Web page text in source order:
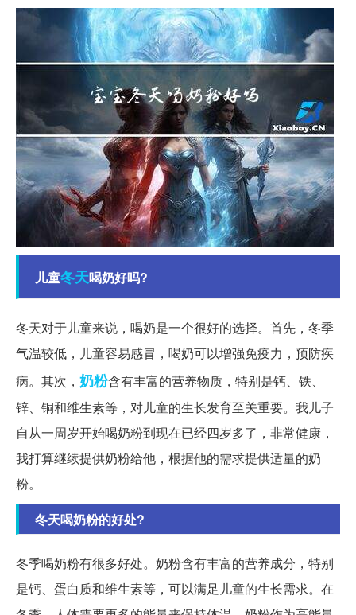
儿童冬天喝奶好吗?
冬天对于儿童来说，喝奶是一个很好的选择。首先，冬季
气温较低，儿童容易感冒，喝奶可以增强免疫力，预防疾
病。其次， 奶粉含有丰富的营养物质，特别是钙、铁、
锌、铜和维生素等，对儿童的生长发育至关重要。我儿子
自从一周岁开始喝奶粉到现在已经四岁多了，非常健康，
我打算继续提供奶粉给他，根据他的需求提供适量的奶
粉。
冬天喝奶粉的好处?
冬季喝奶粉有很多好处。奶粉含有丰富的营养成分，特别
是钙、蛋白质和维生素等，可以满足儿童的生长需求。在